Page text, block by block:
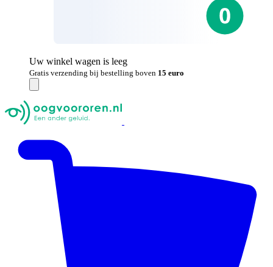
Uw winkel wagen is leeg
Gratis verzending bij bestelling boven 15 euro